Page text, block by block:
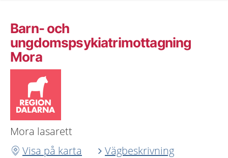
Barn- och
ungdomspsykiatrimottagning
Mora
Mora lasarett
Visa på karta
Vägbeskrivning